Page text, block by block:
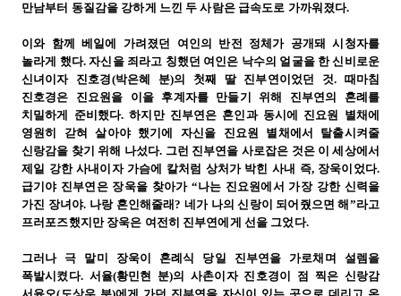
만남부터 동질감을 강하게 느낀 두 사람은 급속도로 가까워졌다.
이와 함께 베일에 가려졌던 여인의 반전 정체가 공개돼 시청자를
놀라게 했다. 자신을 죄라고 칭했던 여인은 낙수의 얼굴을 한 신비로운
신녀이자 진호경(박은혜 분)의 첫째 딸 진부연이었던 것. 때마침
진호경은 진요원을 이을 후계자를 만들기 위해 진부연의 혼례를
치밀하게 준비했다. 하지만 진부연은 혼인과 동시에 진요원 별채에
영원히 갇혀 살아야 했기에 자신을 진요원 별채에서 탈출시켜줄
신랑감을 찾기 위해 나섰다. 그런 진부연을 사로잡은 것은 이 세상에서
제일 강한 사내이자 가슴에 칼처럼 상처가 박힌 사내 즉, 장욱이었다.
급기야 진부연은 장욱을 찾아가 “나는 진요원에서 가장 강한 신력을
가진 장녀야. 나랑 혼인해줄래? 네가 나의 신랑이 되어줬으면 해”라고
프러포즈했지만 장욱은 여전히 진부연에게 선을 그었다.
그러나 극 말미 장욱이 혼례식 당일 진부연을 가로채며 설렘을
폭발시켰다. 서율(황민현 분)의 사촌이자 진호경이 점 찍은 신랑감